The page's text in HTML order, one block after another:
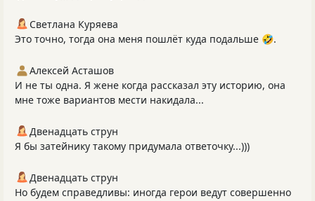
Светлана Куряева
Это точно, тогда она меня пошлёт куда подальше 🤣.
Алексей Асташов
И не ты одна. Я жене когда рассказал эту историю, она
мне тоже вариантов мести накидала...
Двенадцать струн
Я бы затейнику такому придумала ответочку...)))
Двенадцать струн
Но будем справедливы: иногда герои ведут совершенно